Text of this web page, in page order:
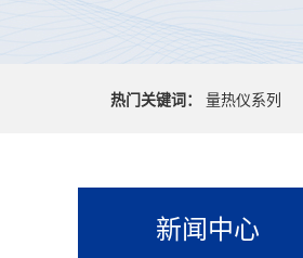
热门关键词： 量热仪系列
新闻中心